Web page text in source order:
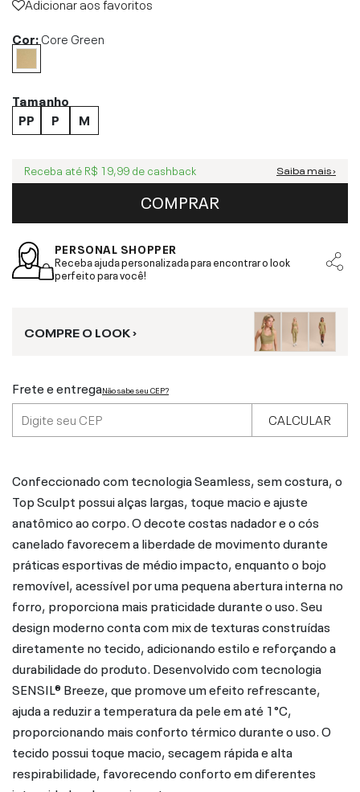
Cor:Core Green
Tamanho
PP
P M
Receba até R$ 19,99 de cashback Saiba mais ›
COMPRAR
PERSONAL SHOPPER
Receba ajuda personalizada para encontrar o look
perfeito para você!
COMPRE O LOOK ›
Frete e entregaNão sabe seu CEP?
CALCULAR
Confeccionado com tecnologia Seamless, sem costura, o
Top Sculpt possui alças largas, toque macio e ajuste
anatômico ao corpo. O decote costas nadador e o cós
canelado favorecem a liberdade de movimento durante
práticas esportivas de médio impacto, enquanto o bojo
removível, acessível por uma pequena abertura interna no
forro, proporciona mais praticidade durante o uso. Seu
design moderno conta com mix de texturas construídas
diretamente no tecido, adicionando estilo e reforçando a
durabilidade do produto. Desenvolvido com tecnologia
SENSIL® Breeze, que promove um efeito refrescante,
ajuda a reduzir a temperatura da pele em até 1°C,
proporcionando mais conforto térmico durante o uso. O
tecido possui toque macio, secagem rápida e alta
respirabilidade, favorecendo conforto em diferentes